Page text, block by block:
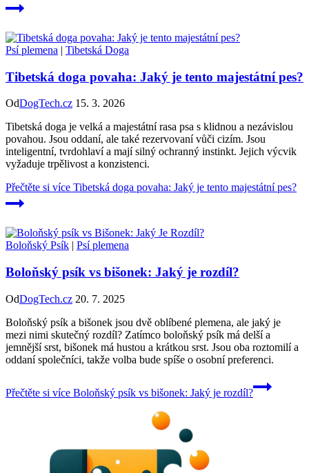
Psí plemena | Tibetská Doga
Tibetská doga povaha: Jaký je tento majestátní pes?
OdDogTech.cz 15. 3. 2026
Tibetská doga je velká a majestátní rasa psa s klidnou a nezávislou
povahou. Jsou oddaní, ale také rezervovaní vůči cizím. Jsou
inteligentní, tvrdohlaví a mají silný ochranný instinkt. Jejich výcvik
vyžaduje trpělivost a konzistenci.
Přečtěte si více Tibetská doga povaha: Jaký je tento majestátní pes?
Boloňský Psík | Psí plemena
Boloňský psík vs bišonek: Jaký je rozdíl?
OdDogTech.cz 20. 7. 2025
Boloňský psík a bišonek jsou dvě oblíbené plemena, ale jaký je
mezi nimi skutečný rozdíl? Zatímco boloňský psík má delší a
jemnější srst, bišonek má hustou a krátkou srst. Jsou oba roztomilí a
oddaní společníci, takže volba bude spíše o osobní preferenci.
Přečtěte si více Boloňský psík vs bišonek: Jaký je rozdíl?